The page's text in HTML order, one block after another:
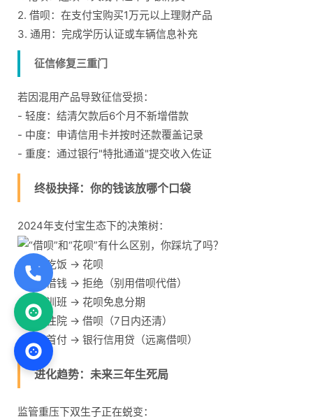
2. 借呗：在支付宝购买1万元以上理财产品
3. 通用：完成学历认证或车辆信息补充
征信修复三重门
若因混用产品导致征信受损：
- 轻度：结清欠款后6个月不新增借款
- 中度：申请信用卡并按时还款覆盖记录
- 重度：通过银行"特批通道"提交收入佐证
终极抉择：你的钱该放哪个口袋
2024年支付宝生态下的决策树：
- 买菜吃饭 → 花呗
- 朋友借钱 → 拒绝（别用借呗代借）
- 报培训班 → 花呗免息分期
- 突发住院 → 借呗（7日内还清）
- 买房首付 → 银行信用贷（远离借呗）
进化趋势：未来三年生死局
监管重压下双生子正在蜕变：